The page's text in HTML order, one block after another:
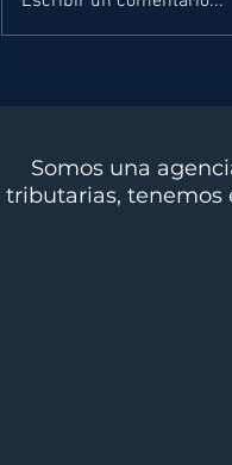
Somos una
tributarias, tenemos